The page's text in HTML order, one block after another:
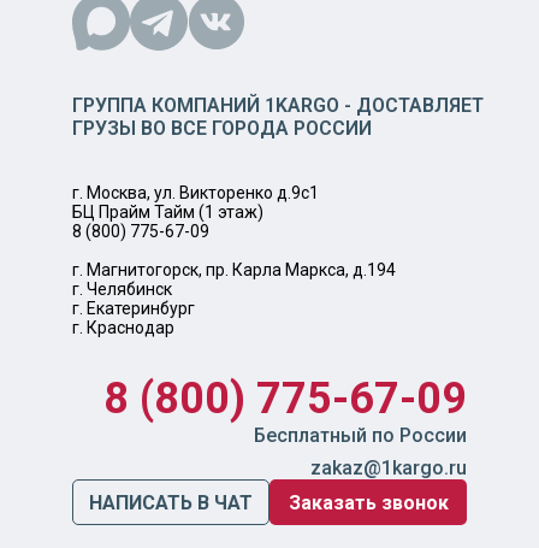
ГРУППА КОМПАНИЙ 1KARGO - ДОСТАВЛЯЕТ
ГРУЗЫ ВО ВСЕ ГОРОДА РОССИИ
г. Москва, ул. Викторенко д.9с1
БЦ Прайм Тайм (1 этаж)
8 (800) 775-67-09
г. Магнитогорск, пр. Карла Маркса, д.194
г. Челябинск
г. Екатеринбург
г. Краснодар
8 (800) 775-67-09
Бесплатный по России
zakaz@1kargo.ru
НАПИСАТЬ В ЧАТ
Заказать звонок